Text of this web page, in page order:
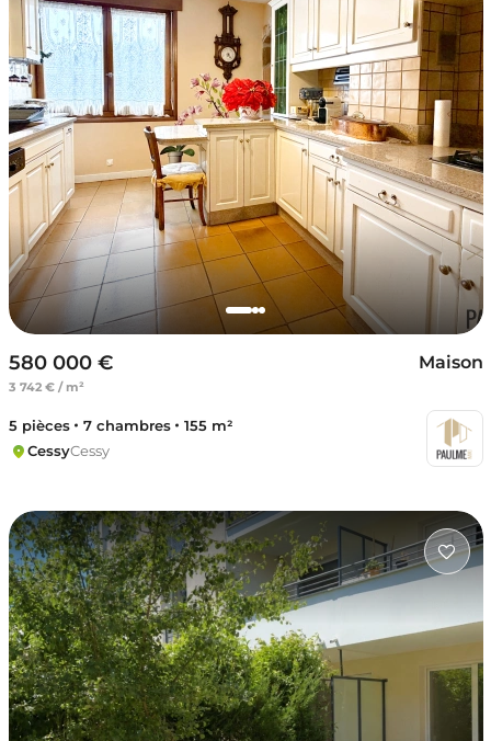
580 000 €
3 742 € / m²
Maison
5 pièces 7 chambres
155 m²
CessyCessy